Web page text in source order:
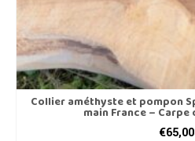
Collier améthyste et pompon
main France –
€65,00